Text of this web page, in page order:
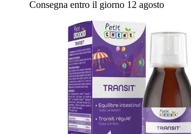
Consegna entro il giorno 12 agosto